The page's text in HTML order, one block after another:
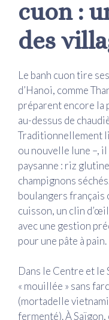
cuon :
des
Le banh cuon tire
d’Hanoi, comme
préparent encore la
au-dessus de
Traditionnellement
ou nouvelle lune –,
paysanne : riz
champignons
boulangers français
cuisson, un clin
avec une gestion
pour une pâte à pain.
Dans le Centre et le
« mouillée » sans
(mortadelle
fermenté). À